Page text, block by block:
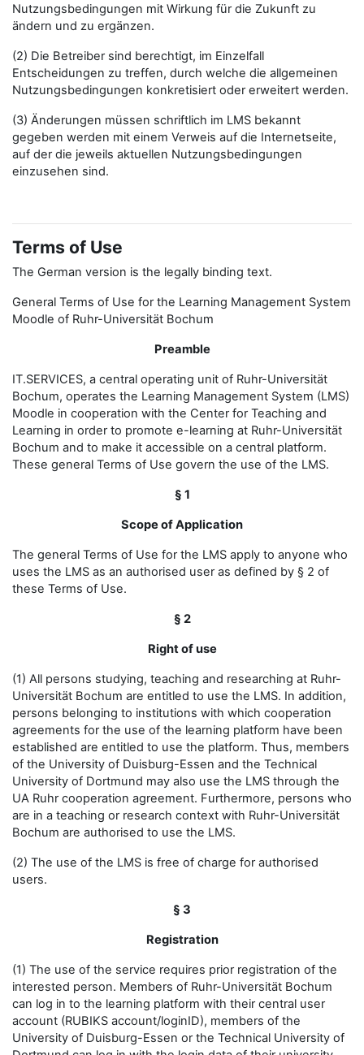
Nutzungsbedingungen mit Wirkung für die Zukunft zu
ändern und zu ergänzen.
(2) Die Betreiber sind berechtigt, im Einzelfall
Entscheidungen zu treffen, durch welche die allgemeinen
Nutzungsbedingungen konkretisiert oder erweitert werden.
(3) Änderungen müssen schriftlich im LMS bekannt
gegeben werden mit einem Verweis auf die Internetseite,
auf der die jeweils aktuellen Nutzungsbedingungen
einzusehen sind.
Terms of Use
The German version is the legally binding text.
General Terms of Use for the Learning Management System
Moodle of Ruhr-Universität Bochum
Preamble
IT.SERVICES, a central operating unit of Ruhr-Universität
Bochum, operates the Learning Management System (LMS)
Moodle in cooperation with the Center for Teaching and
Learning in order to promote e-learning at Ruhr-Universität
Bochum and to make it accessible on a central platform.
These general Terms of Use govern the use of the LMS.
§ 1
Scope of Application
The general Terms of Use for the LMS apply to anyone who
uses the LMS as an authorised user as defined by § 2 of
these Terms of Use.
§ 2
Right of use
(1) All persons studying, teaching and researching at Ruhr-
Universität Bochum are entitled to use the LMS. In addition,
persons belonging to institutions with which cooperation
agreements for the use of the learning platform have been
established are entitled to use the platform. Thus, members
of the University of Duisburg-Essen and the Technical
University of Dortmund may also use the LMS through the
UA Ruhr cooperation agreement. Furthermore, persons who
are in a teaching or research context with Ruhr-Universität
Bochum are authorised to use the LMS.
(2) The use of the LMS is free of charge for authorised
users.
§ 3
Registration
(1) The use of the service requires prior registration of the
interested person. Members of Ruhr-Universität Bochum
can log in to the learning platform with their central user
account (RUBIKS account/loginID), members of the
University of Duisburg-Essen or the Technical University of